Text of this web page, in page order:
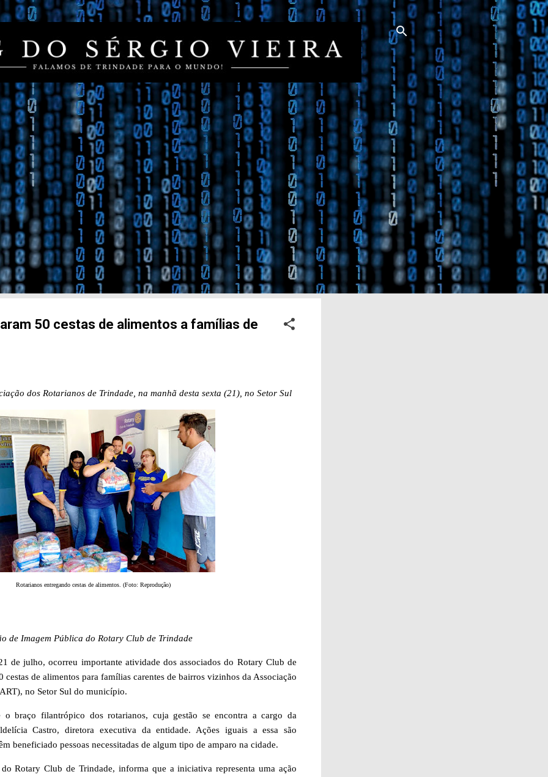
Pular para o conteúdo principal
50 cestas de alimentos a famílias de
dos Rotarianos de Trindade, na manhã desta sexta (21), no Setor Sul
Rotarianos entregando cestas de alimentos. (Foto: Reprodução)
de Imagem Pública do Rotary Club de Trindade
de julho, ocorreu importante atividade dos associados do Rotary Club de
cestas de alimentos para famílias carentes de bairros vizinhos da Associação
no Setor Sul do município.
o braço filantrópico dos rotarianos, cuja gestão se encontra a cargo da
Castro, diretora executiva da entidade. Ações iguais a essa são
beneficiado pessoas necessitadas de algum tipo de amparo na cidade.
Rotary Club de Trindade, informa que a iniciativa representa uma ação